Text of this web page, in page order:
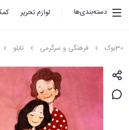
دسته‌بندی‌ها
لوازم تحریر
30بوک فرهنگی و سرگرمی تابلو